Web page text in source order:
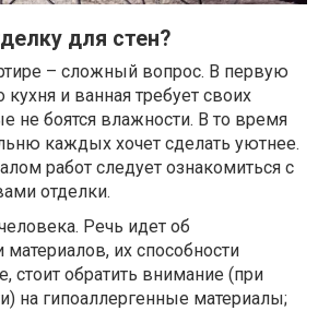
для стен?
– сложный вопрос. В первую
кухня и ванная требует своих
не боятся влажности. В то время
каждых хочет сделать уютнее.
работ следует ознакомиться с
отделки.
Речь идет об
материалов, их способности
стоит обратить внимание (при
на гипоаллергенные материалы;